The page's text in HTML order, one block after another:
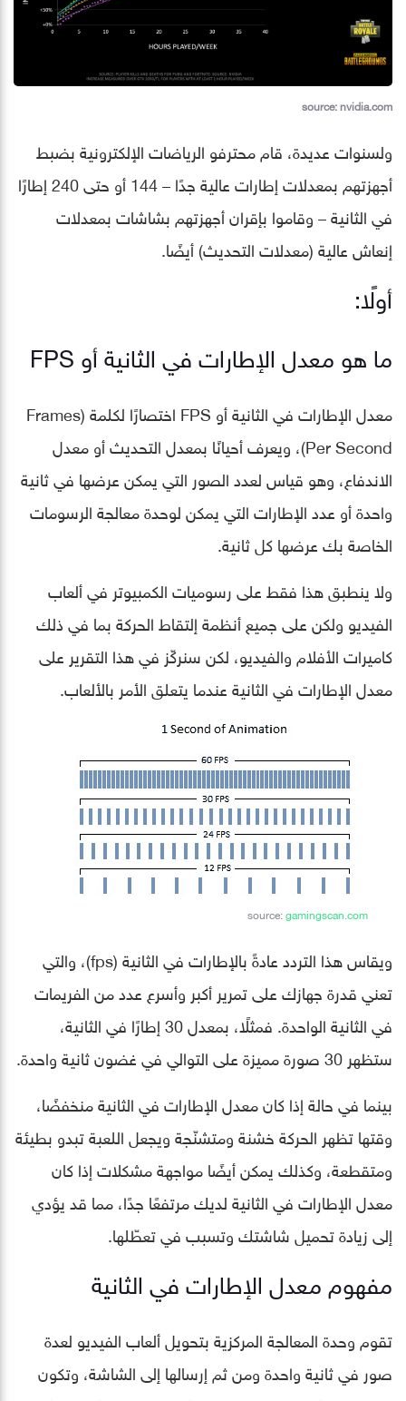
source: nvidia.com
ولسنوات عديدة، قام محترفو الرياضات الإلكترونية بضبط
أجهزتهم بمعدلات إطارات عالية جدًا – 144 أو حتى 240 إطارًا
في الثانية – وقاموا بإقران أجهزتهم بشاشات بمعدلات
إنعاش عالية (معدلات التحديث) أيضًا.
أولًا:
ما هو معدل الإطارات في الثانية أو FPS
معدل الإطارات في الثانية أو FPS اختصارًا لكلمة (Frames
Per Second)، ويعرف أحيانًا بمعدل التحديث أو معدل
الاندفاع، وهو قياس لعدد الصور التي يمكن عرضها في ثانية
واحدة أو عدد الإطارات التي يمكن لوحدة معالجة الرسومات
الخاصة بك عرضها كل ثانية.
ولا ينطبق هذا فقط على رسوميات الكمبيوتر في ألعاب
الفيديو ولكن على جميع أنظمة إلتقاط الحركة بما في ذلك
كاميرات الأفلام والفيديو، لكن سنركّز في هذا التقرير على
معدل الإطارات في الثانية عندما يتعلق الأمر بالألعاب.
source:gamingscan.com
ويقاس هذا التردد عادةً بالإطارات في الثانية (fps)، والتي
تعني قدرة جهازك على تمرير أكبر وأسرع عدد من الفريمات
في الثانية الواحدة. فمثلًا، بمعدل 30 إطارًا في الثانية،
ستظهر 30 صورة مميزة على التوالي في غضون ثانية واحدة.
بينما في حالة إذا كان معدل الإطارات في الثانية منخفضًا،
وقتها تظهر الحركة خشنة ومتشنّجة ويجعل اللعبة تبدو بطيئة
ومتقطعة، وكذلك يمكن أيضًا مواجهة مشكلات إذا كان
معدل الإطارات في الثانية لديك مرتفعًا جدًا، مما قد يؤدي
إلى زيادة تحميل شاشتك وتسبب في تعطّلها.
مفهوم معدل الإطارات في الثانية
تقوم وحدة المعالجة المركزية بتحويل ألعاب الفيديو لعدة
صور في ثانية واحدة ومن ثم إرسالها إلى الشاشة، وتكون